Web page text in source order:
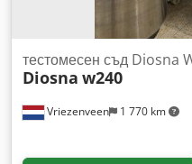
Vriezenveen 1 770 km
тестомесен съд Diosna
Diosna w240